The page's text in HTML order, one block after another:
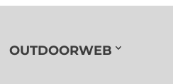
OUTDOORWEB